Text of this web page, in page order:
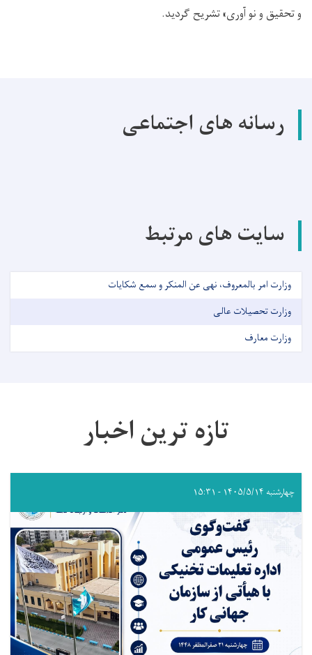
و تحقیق و نو آوری» تشریح گردید.
رسانه های اجتماعی
سایت های مرتبط
وزارت امر بالمعروف، نهی عن المنکر و سمع شکایات
وزارت تحصیلات عالی
وزارت معارف
تازه ترین اخبار
چهارشنبه ۱۴۰۵/۵/۱۴ - ۱۵:۳۱